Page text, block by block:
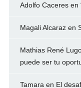
Adolfo Caceresen
Magali Alcarazen
Mathias René
puede ser tu
Tamara en El